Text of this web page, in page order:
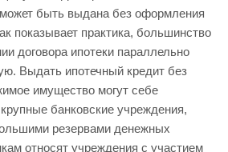
быть выдана без оформления
показывает практика, большинство
договора ипотеки параллельно
Выдать ипотечный кредит без
имущество могут себе
банковские учреждения,
резервами денежных
относят учреждения с участием